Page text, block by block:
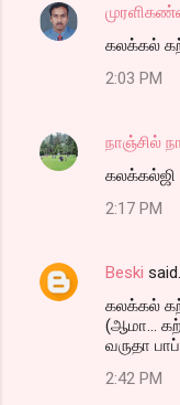
கலக்கல்
2:03 PM
நாஞ்சில்
கலக்கல்ஜி
2:17 PM
Beski said…
கலக்கல்
(ஆமா...
வருதா
2:42 PM